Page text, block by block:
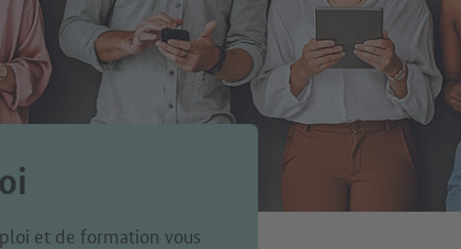
et de formation vous